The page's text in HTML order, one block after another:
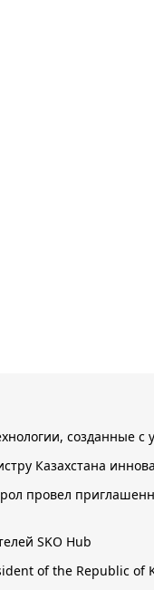
созданные с
Казахстана
провел
SKO Hub
of the Republic